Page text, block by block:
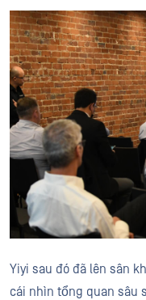
Yiyi sau đó đã lên sân
cái nhìn tổng quan sâu